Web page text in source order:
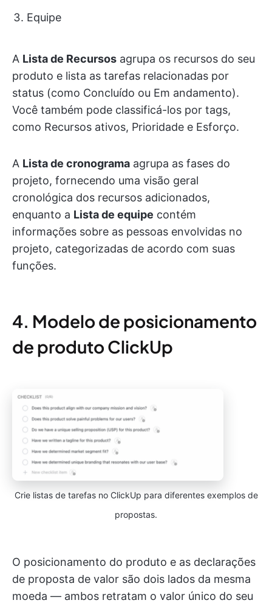
Equipe
A Lista de Recursos agrupa os recursos do seu
produto e lista as tarefas relacionadas por
status (como Concluído ou Em andamento).
Você também pode classificá-los por tags,
como Recursos ativos, Prioridade e Esforço.
A Lista de cronograma agrupa as fases do
projeto, fornecendo uma visão geral
cronológica dos recursos adicionados,
enquanto a Lista de equipe contém
informações sobre as pessoas envolvidas no
projeto, categorizadas de acordo com suas
funções.
4. Modelo de posicionamento
de produto ClickUp
Crie listas de tarefas no ClickUp para diferentes exemplos de
propostas.
O posicionamento do produto e as declarações
de proposta de valor são dois lados da mesma
moeda — ambos retratam o valor único do seu